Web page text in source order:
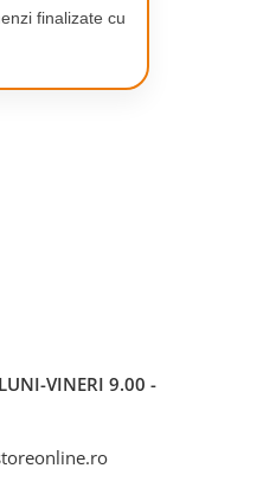
finalizate cu
LUNI-VINERI 9.00 -